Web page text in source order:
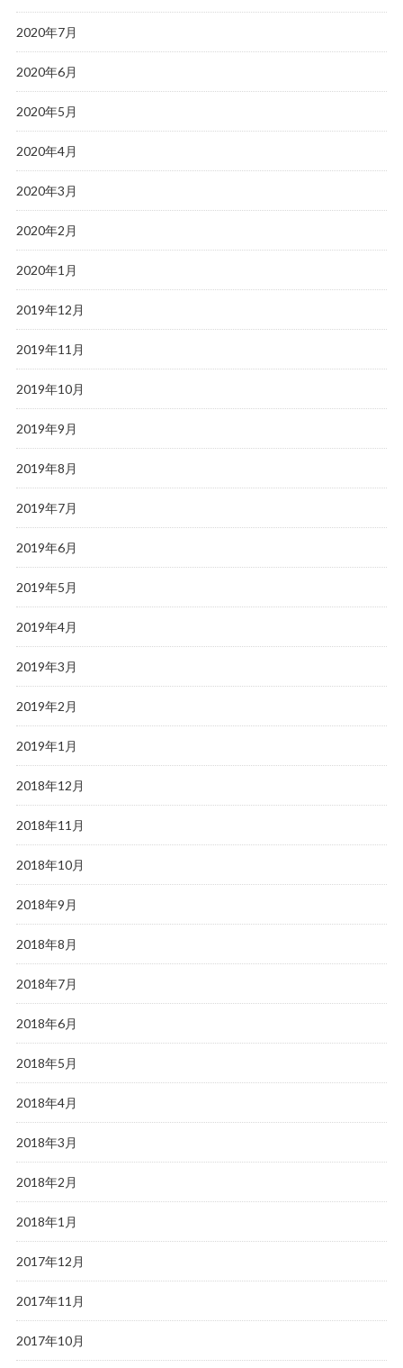
2020年7月
2020年6月
2020年5月
2020年4月
2020年3月
2020年2月
2020年1月
2019年12月
2019年11月
2019年10月
2019年9月
2019年8月
2019年7月
2019年6月
2019年5月
2019年4月
2019年3月
2019年2月
2019年1月
2018年12月
2018年11月
2018年10月
2018年9月
2018年8月
2018年7月
2018年6月
2018年5月
2018年4月
2018年3月
2018年2月
2018年1月
2017年12月
2017年11月
2017年10月